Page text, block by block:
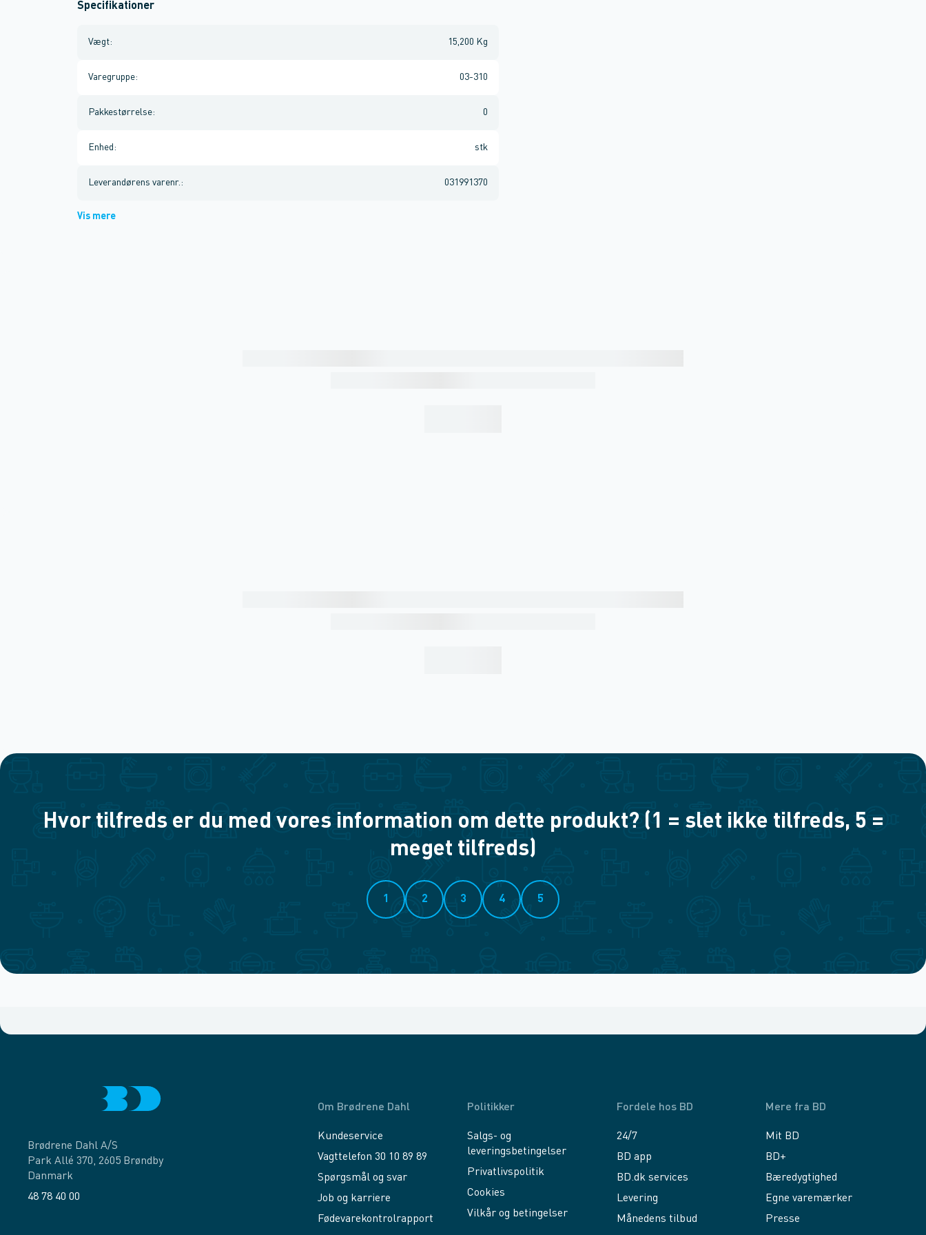
Specifikationer
Vægt: 15,200 Kg
Varegruppe: 03-310
Pakkestørrelse: 0
Enhed : stk
Leverandørens varenr. : 031991370
Vis mere
Hvor tilfreds er du med vores information om dette produkt? (1 = slet ikke tilfreds, 5 =
meget tilfreds)
1 2 3 4 5
Brødrene Dahl A/S
Park Allé 370, 2605 Brøndby
Danmark
48 78 40 00
Om Brødrene Dahl
Kundeservice
Vagttelefon 30 10 89 89
Spørgsmål og svar
Job og karriere
Fødevarekontrolrapport
Politikker
Salgs- og
leveringsbetingelser
Privatlivspolitik
Cookies
Vilkår og betingelser
Fordele hos BD
24/7
BD app
BD.dk services
Levering
Månedens tilbud
Mere fra BD
Mit BD
BD+
Bæredygtighed
Egne varemærker
Presse